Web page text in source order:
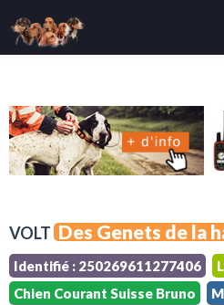
VOLT Des Genets de la
Identifié : 250269611277406
Chien Courant Suisse Bruno